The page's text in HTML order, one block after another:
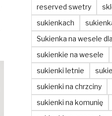
reserved swetry
sukienkach
Sukienka na wesele
sukienkie na wesele
sukienki letnie
sukienki na chrzciny
sukienki na komunię